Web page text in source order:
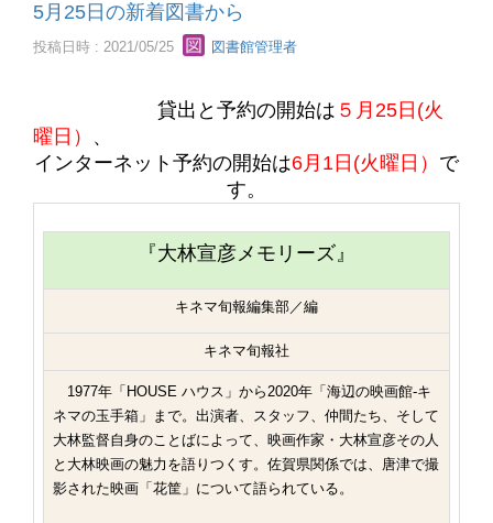
5月25日の新着図書から
投稿日時 : 2021/05/25 図書館管理者
貸出と予約の開始は ５月25日(火
曜日） 、
インターネット予約の開始は6月1日(火曜日） で
す。
『大林宣彦メモリーズ』
キネマ旬報編集部／編
キネマ旬報社
1977年「HOUSE ハウス」から2020年「海辺の映画館-キ
ネマの玉手箱」まで。出演者、スタッフ、仲間たち、そして
大林監督自身のことばによって、映画作家・大林宣彦その人
と大林映画の魅力を語りつくす。佐賀県関係では、唐津で撮
影された映画「花筐」について語られている。